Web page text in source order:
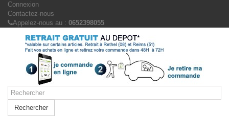
Connexion
Contactez-nous
Appelez-nous au : 0652398055
Rechercher